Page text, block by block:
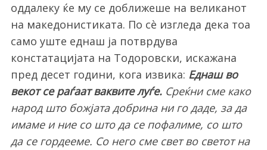
оддалеку ќе му се доближеше на великанот
на македонистиката. По сè изгледа дека тоа
само уште еднаш ја потврдува
констатацијата на Тодоровски, искажана
пред десет години, кога извика: Еднаш во
векот се раѓаат ваквите луѓе. Среќни сме како
народ што божјата добрина ни го даде, за да
имаме и ние со што да се пофалиме, со што
да се гордееме. Со него сме свет во светот на